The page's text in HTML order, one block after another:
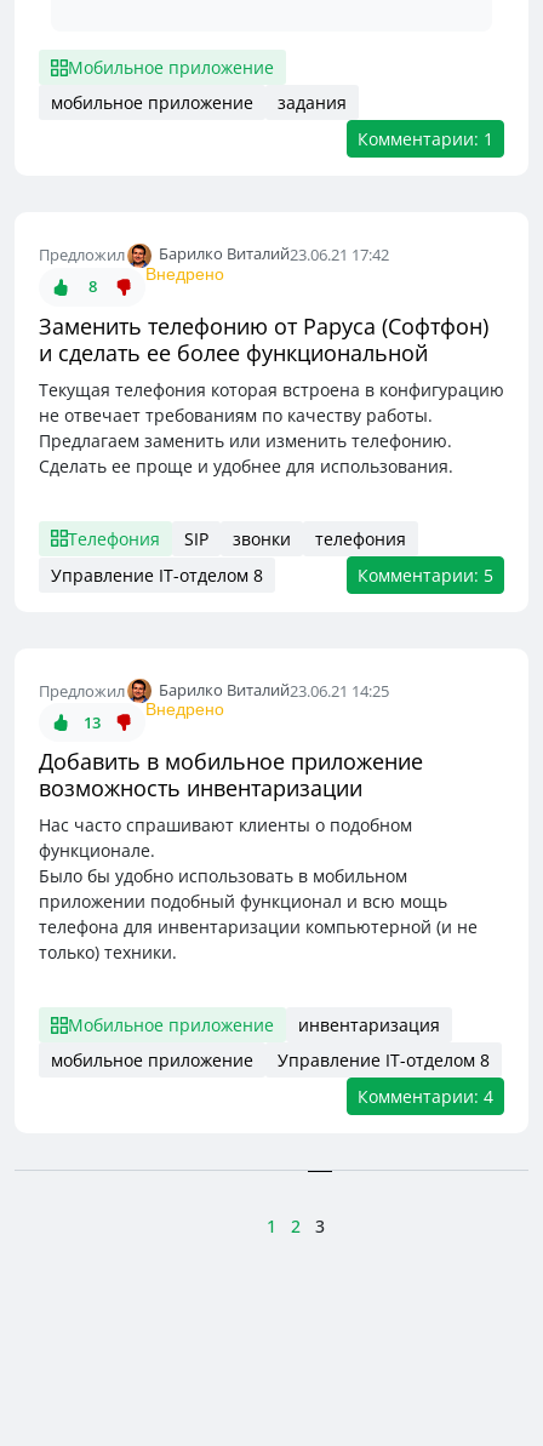
Мобильное приложение
мобильное приложение
задания
Комментарии: 1
Предложил Барилко Виталий23.06.21 17:42
8
Внедрено
Заменить телефонию от Раруса (Софтфон)
и сделать ее более функциональной
Текущая телефония которая встроена в конфигурацию
не отвечает требованиям по качеству работы.
Предлагаем заменить или изменить телефонию.
Сделать ее проще и удобнее для использования.
Телефония SIP звонки
телефония
Управление IT-отделом 8
Комментарии: 5
Предложил Барилко Виталий23.06.21 14:25
13
Внедрено
Добавить в мобильное приложение
возможность инвентаризации
Нас часто спрашивают клиенты о подобном
функционале.
Было бы удобно использовать в мобильном
приложении подобный функционал и всю мощь
телефона для инвентаризации компьютерной (и не
только) техники.
Мобильное приложение
инвентаризация
мобильное приложение
Управление IT-отделом 8
Комментарии: 4
1 2 3